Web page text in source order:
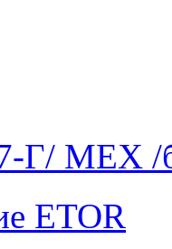
Г/ МЕХ /